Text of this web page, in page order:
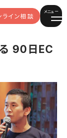
ライン相談
メニュー
90日EC